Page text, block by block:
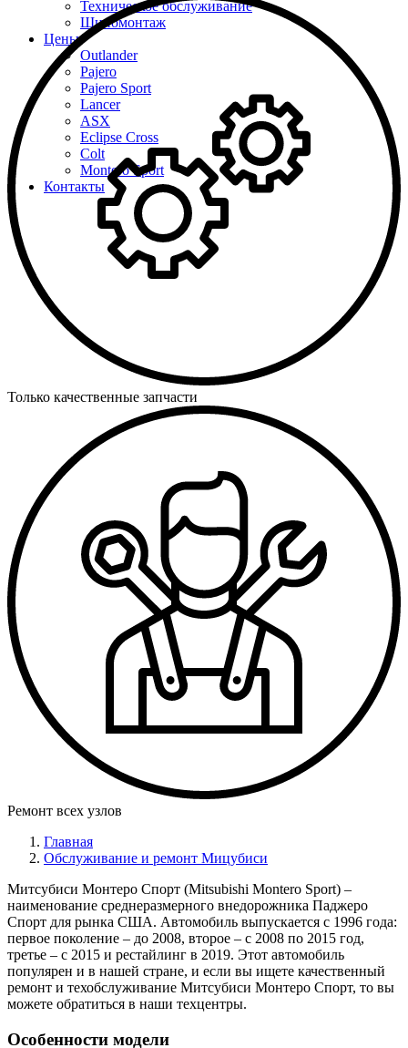
Техническое обслуживание
Шиномонтаж
Цены
Outlander
Pajero
Pajero Sport
Lancer
ASX
Eclipse Cross
Colt
Montero Sport
Контакты
Только качественные запчасти
Ремонт всех узлов
Главная
Обслуживание и ремонт Мицубиси
Митсубиси Монтеро Спорт (Mitsubishi Montero Sport) –
наименование среднеразмерного внедорожника Паджеро
Спорт для рынка США. Автомобиль выпускается с 1996 года:
первое поколение – до 2008, второе – с 2008 по 2015 год,
третье – с 2015 и рестайлинг в 2019. Этот автомобиль
популярен и в нашей стране, и если вы ищете качественный
ремонт и техобслуживание Митсубиси Монтеро Спорт, то вы
можете обратиться в наши техцентры.
Особенности модели